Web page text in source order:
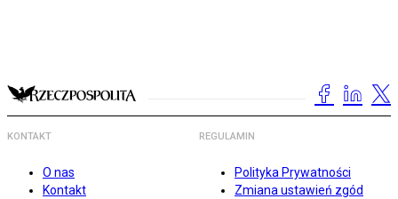
KONTAKT
O nas
Kontakt
REGULAMIN
Polityka Prywatności
Zmiana ustawień zgód